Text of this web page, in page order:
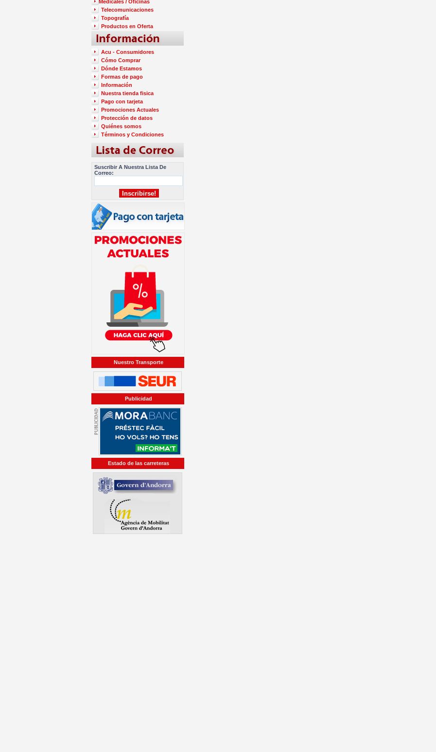
Medicales / Oficinas
Telecomunicaciones
Topografía
Productos en Oferta
Acu - Consumidores
Cómo Comprar
Dónde Estamos
Formas de pago
Información
Nuestra tienda fisica
Pago con tarjeta
Promociones Actuales
Protección de datos
Quiénes somos
Términos y Condiciones
Suscribir A Nuestra Lista De
Correo:
Nuestro Transporte
Publicidad
Estado de las carreteras